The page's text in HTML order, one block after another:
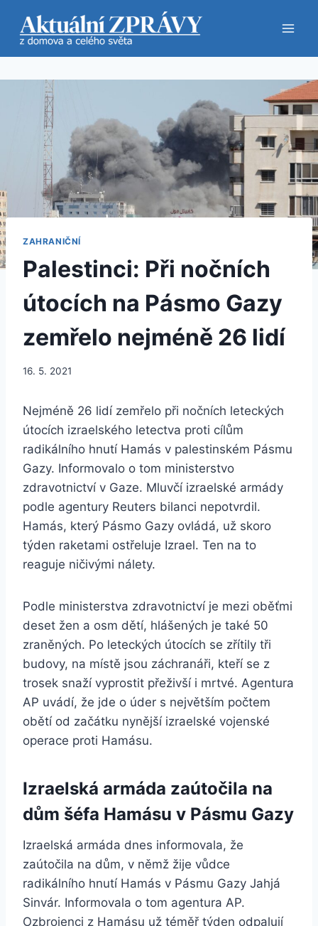
obsah
ZAHRANIČNÍ
Palestinci: Při nočních
útocích na Pásmo Gazy
zemřelo nejméně 26 lidí
16. 5. 2021
Nejméně 26 lidí zemřelo při nočních leteckých
útocích izraelského letectva proti cílům
radikálního hnutí Hamás v palestinském Pásmu
Gazy. Informovalo o tom ministerstvo
zdravotnictví v Gaze. Mluvčí izraelské armády
podle agentury Reuters bilanci nepotvrdil.
Hamás, který Pásmo Gazy ovládá, už skoro
týden raketami ostřeluje Izrael. Ten na to
reaguje ničivými nálety.
Podle ministerstva zdravotnictví je mezi oběťmi
deset žen a osm dětí, hlášených je také 50
zraněných. Po leteckých útocích se zřítily tři
budovy, na místě jsou záchranáři, kteří se z
trosek snaží vyprostit přeživší i mrtvé. Agentura
AP uvádí, že jde o úder s největším počtem
obětí od začátku nynější izraelské vojenské
operace proti Hamásu.
Izraelská armáda zaútočila na
dům šéfa Hamásu v Pásmu Gazy
Izraelská armáda dnes informovala, že
zaútočila na dům, v němž žije vůdce
radikálního hnutí Hamás v Pásmu Gazy Jahjá
Sinvár. Informovala o tom agentura AP.
Ozbrojenci z Hamásu už téměř týden odpalují